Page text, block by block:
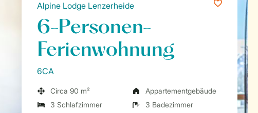
Alpine Lodge Lenzerheide
6-Personen-
Ferienwohnung
6CA
Circa 90 m²
Appartementgebäude
3 Schlafzimmer
3 Badezimmer